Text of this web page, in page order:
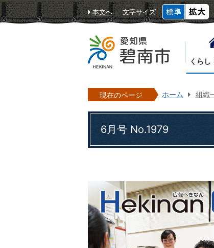
本文へ 文字サイズ
くらし
現在のページ ホーム 組織
6月号 No.1979